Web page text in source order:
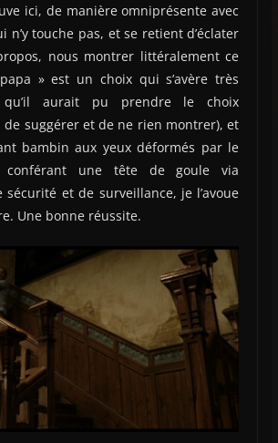
ici, de manière omniprésente avec
n’y touche pas, et se retient d’éclater
nous montrer littéralement ce
» est un choix qui s’avère très
qu’il aurait pu prendre le choix
suggérer et de ne rien montrer), et
bambin aux yeux déformés par le
conférant une tête de goule via
sécurité et de surveillance, je l’avoue
Une bonne réussite.